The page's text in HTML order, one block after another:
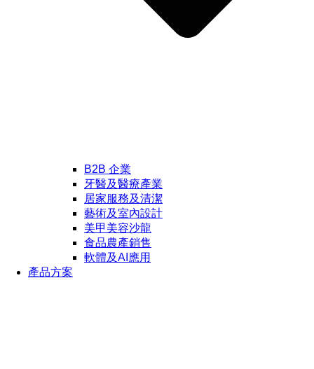
B2B 企業
牙醫及醫療產業
居家服務及清潔
藝術及室內設計
美甲美容沙龍
食品農產銷售
軟體及AI應用
產品方案